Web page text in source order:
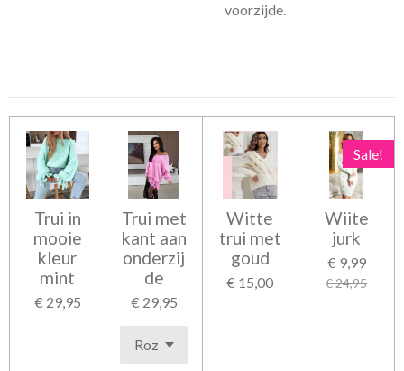
voorzijde.
Trui in
mooie
kleur
mint
€ 29,95
Trui met
kant aan
onderzij
de
€ 29,95
Witte
trui met
goud
€ 15,00
Sale!
Wiite
jurk
€ 9,99
€ 24,95